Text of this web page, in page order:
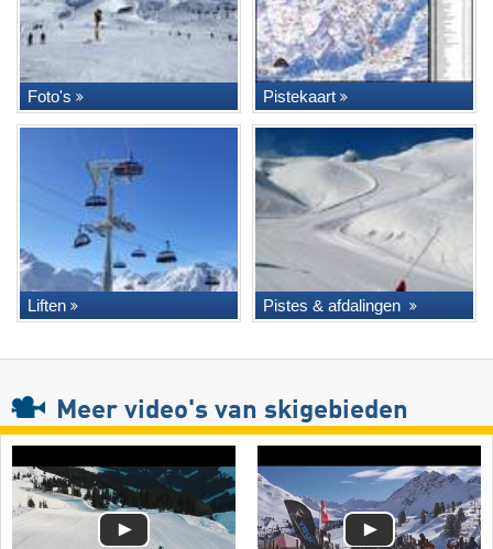
Foto's Pistekaart
Liften Pistes & afdalingen
Meer video's van skigebieden